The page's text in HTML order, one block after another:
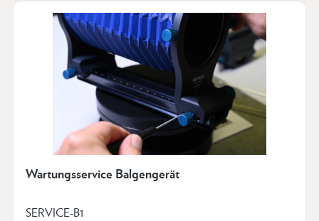
Wartungsservice Balgengerät
SERVICE-B1